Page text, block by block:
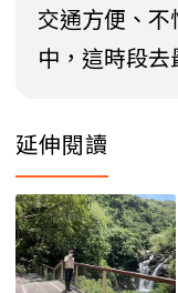
交通方便、
中，這時段去
延伸閱讀